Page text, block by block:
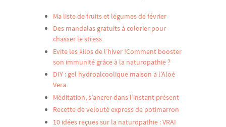
Ma liste de fruits et légumes de février
Des mandalas gratuits à colorier pour
chasser le stress
Evite les kilos de l’hiver !Comment booster
son immunité grâce à la naturopathie ?
DIY : gel hydroalcoolique maison à l’Aloé
Vera
Méditation, s’ancrer dans l’instant présent
Recette de velouté express de potimarron
10 idées reçues sur la naturopathie : VRAI